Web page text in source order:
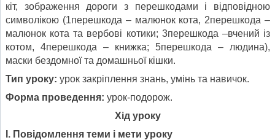
кіт, зображення дороги з перешкодами і відповідною
символікою (1перешкода – малюнок кота, 2перешкода –
малюнок кота та вербові котики; 3перешкода –вчений із
котом, 4перешкода – книжка; 5перешкода – людина),
маски бездомної та домашньої кішки.
Тип уроку: урок закріплення знань, умінь та навичок.
Форма проведення: урок-подорож.
Хід уроку
. Повідомлення теми і мети уроку